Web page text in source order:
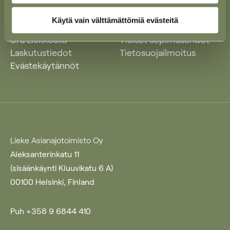
Käytä vain välttämättömiä evästeitä
Ajankohtaista
Ura Liekkeellä
Laskutustiedot
Evästekäytännöt
Yleiset käyttöehdot
Yleiset sopimusehdot
Tietosuojailmoitus
Lieke Asianajotoimisto Oy
Aleksanterinkatu 11
(sisäänkäynti Kluuvikatu 6 A)
00100 Helsinki, Finland
Puh +358 9 6844 410